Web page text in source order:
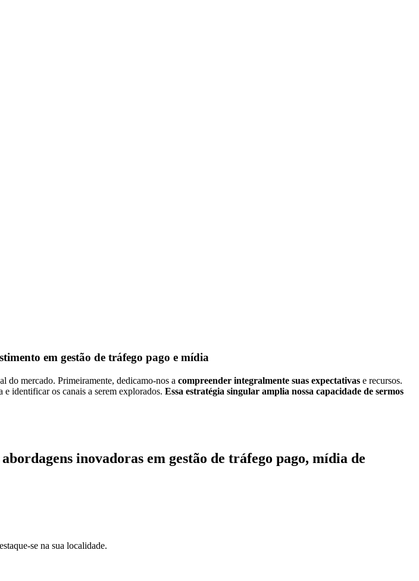
em gestão de tráfego pago e mídia
do mercado. Primeiramente, dedicamo-nos a compreender integralmente suas expectativas e recursos.
identificar os canais a serem explorados. Essa estratégia singular amplia nossa capacidade de sermos
inovadoras em gestão de tráfego pago, mídia de
se na sua localidade.